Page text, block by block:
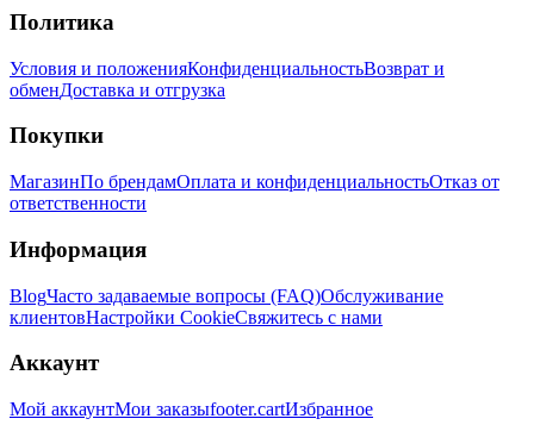
Политика
Условия и положенияКонфиденциальностьВозврат и
обменДоставка и отгрузка
Покупки
МагазинПо брендамОплата и конфиденциальностьОтказ от
ответственности
Информация
BlogЧасто задаваемые вопросы (FAQ)Обслуживание
клиентовНастройки CookieСвяжитесь с нами
Аккаунт
Мой аккаунтМои заказыfooter.cartИзбранное